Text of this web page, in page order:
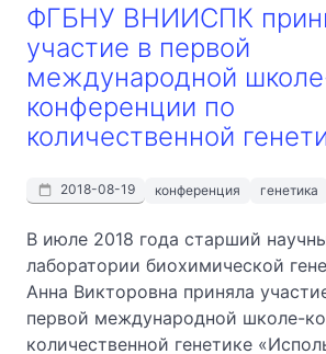
ФГБНУ ВНИИСПК
участие в первой
международной
конференции по
количественной
2018-08-19 конференция генетика
В июле 2018 года старший
лаборатории биохимической
Анна Викторовна приняла
первой международной школе-
количественной генетике